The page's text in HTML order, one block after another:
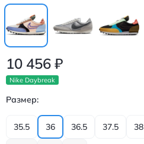
10 456 ₽
Nike Daybreak
Размер:
35.5 36 36.5 37.5 38